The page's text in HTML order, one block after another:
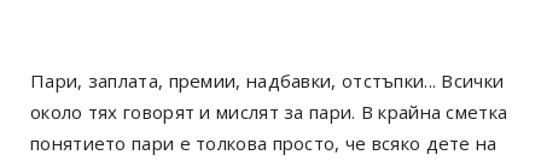
Пари, заплата, премии, надбавки, отстъпки... Всички
около тях говорят и мислят за пари. В крайна сметка
понятието пари е толкова просто, че всяко дете на